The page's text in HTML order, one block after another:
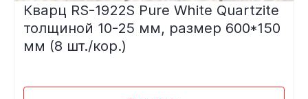
Кварц RS-1922S Pure White Quartzite
толщиной 10-25 мм, размер 600*150
мм (8 шт./кор.)